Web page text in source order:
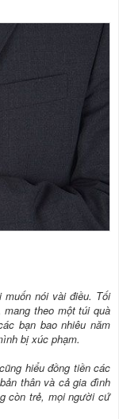
nói vài điều. Tối
theo một túi quà
bạn bao nhiêu năm
bị xúc phạm.
hiểu đồng tiền các
thân và cả gia đình
còn trẻ, mọi người cứ